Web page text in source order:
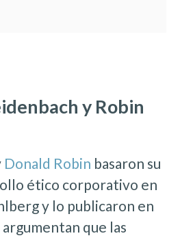
y Robin
Donald Robin basaron su
ético corporativo en
y lo publicaron en
que las